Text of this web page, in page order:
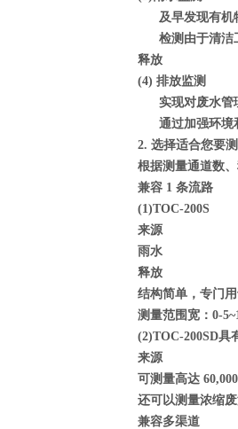
及早发现有机
检测由于清洁
释放
(4) 排放监测
实现对废水管
通过加强环境
2. 选择适合您要
根据测量通道数
兼容 1 条流路
(1)TOC-200S
来源
雨水
释放
结构简单，专门
测量范围宽：0-
(2)TOC-200SD具
来源
可测量高达
还可以测量浓缩
兼容多渠道